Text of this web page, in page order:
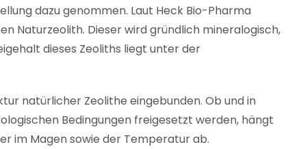
dazu genommen. Laut Heck Bio-Pharma
Naturzeolith. Dieser wird gründlich mineralogisch,
dieses Zeoliths liegt unter der
natürlicher Zeolithe eingebunden. Ob und in
Bedingungen freigesetzt werden, hängt
im Magen sowie der Temperatur ab.